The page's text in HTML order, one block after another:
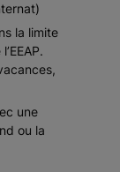
la limite
une
ou la